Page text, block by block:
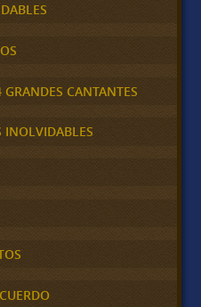
CANTANTES
INOLVIDABLES